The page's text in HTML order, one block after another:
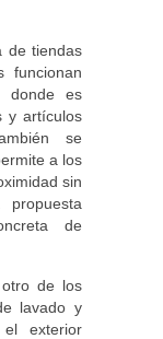
de tiendas
funcionan
donde es
y artículos
se
a los
sin
de
de los
lavado y
exterior